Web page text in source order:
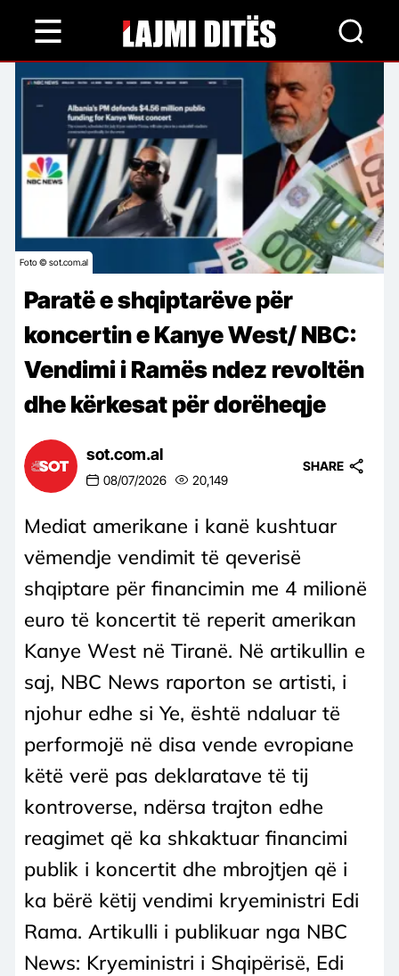
content
Foto © sot.com.al
Paratë e shqiptarëve për
koncertin e Kanye West/ NBC:
Vendimi i Ramës ndez revoltën
dhe kërkesat për dorëheqje
sot.com.al
08/07/2026 20,149
SHARE
Mediat amerikane i kanë kushtuar
vëmendje vendimit të qeverisë
shqiptare për financimin me 4 milionë
euro të koncertit të reperit amerikan
Kanye West në Tiranë. Në artikullin e
saj, NBC News raporton se artisti, i
njohur edhe si Ye, është ndaluar të
performojë në disa vende evropiane
këtë verë pas deklaratave të tij
kontroverse, ndërsa trajton edhe
reagimet që ka shkaktuar financimi
publik i koncertit dhe mbrojtjen që i
ka bërë këtij vendimi kryeministri Edi
Rama. Artikulli i publikuar nga NBC
News: Kryeministri i Shqipërisë, Edi